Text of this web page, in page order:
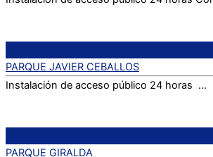
PARQUE JAVIER CEBALLOS
Instalación de acceso público 24 horas …
PARQUE GIRALDA